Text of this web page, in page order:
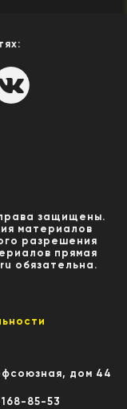
защищены.
материалов
разрешения
прямая
обязательна.
дом 44
85-53